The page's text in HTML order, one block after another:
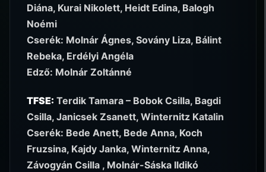
Diána, Kurai Nikolett, Heidt Edina, Balogh
Noémi
Cserék: Molnár Ágnes, Sovány Liza, Bálint
Rebeka, Erdélyi Angéla
Edző: Molnár Zoltánné
TFSE: Terdik Tamara – Bobok Csilla, Bagdi
Csilla, Janicsek Zsanett, Winternitz Katalin
Cserék: Bede Anett, Bede Anna, Koch
Fruzsina, Kajdy Janka, Winternitz Anna,
Závogyán Csilla , Molnár-Sáska Ildikó